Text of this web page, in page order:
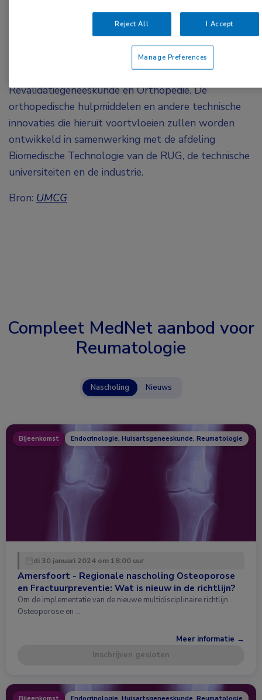
technieken voor patiënten met
bewegingsbeperkingen. Om
bewegingswetenschappelijk onderzoek verder
integreren met de klinische praktijk zal Houdijk
samenwerken met onder meer de afdelingen
Revalidatiegeneeskunde en Orthopedie. De
orthopedische hulpmiddelen en andere technische
innovaties die hieruit voortvloeien zullen worden
ontwikkeld in samenwerking met de afdeling
Biomedische Technologie van de RUG, de technische
universiteiten en de industrie.
Bron: UMCG
Compleet MedNet aanbod voor
Reumatologie
Nascholing Nieuws
Bijeenkomst Endocrinologie, Huisartsgeneeskunde, Reumatologie
di 30 januari 2024 om 18:00 uur
Amersfoort - Regionale nascholing Osteoporose
en Fractuurpreventie: Wat is nieuw in de richtlijn?
Om de implementatie van de nieuwe multidisciplinaire richtlijn
Osteoporose en …
Meer informatie →
Inschrijven gesloten
Reject All I Accept
Manage Preferences